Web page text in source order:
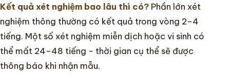
Kết quả xét nghiệm bao lâu thì có? Phần lớn xét
nghiệm thông thường có kết quả trong vòng 2–4
tiếng. Một số xét nghiệm miễn dịch hoặc vi sinh có
thể mất 24–48 tiếng - thời gian cụ thể sẽ được
thông báo khi nhận mẫu.